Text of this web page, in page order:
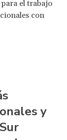
el trabajo
con
y